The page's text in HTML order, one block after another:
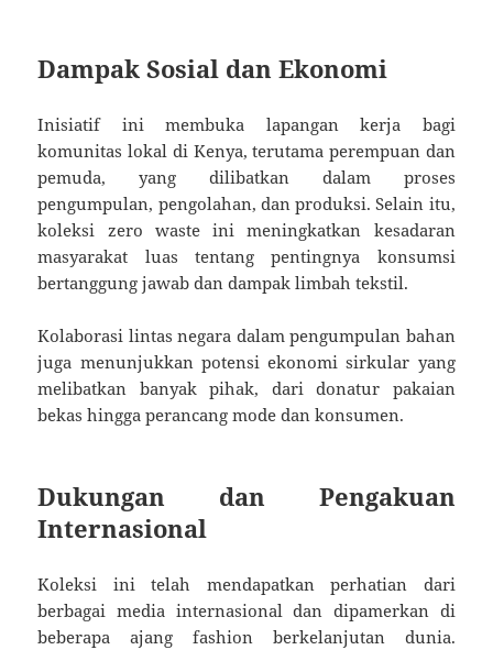
Dampak Sosial dan Ekonomi
Inisiatif ini membuka lapangan kerja bagi
komunitas lokal di Kenya, terutama perempuan dan
pemuda, yang dilibatkan dalam proses
pengumpulan, pengolahan, dan produksi. Selain itu,
koleksi zero waste ini meningkatkan kesadaran
masyarakat luas tentang pentingnya konsumsi
bertanggung jawab dan dampak limbah tekstil.
Kolaborasi lintas negara dalam pengumpulan bahan
juga menunjukkan potensi ekonomi sirkular yang
melibatkan banyak pihak, dari donatur pakaian
bekas hingga perancang mode dan konsumen.
Dukungan dan Pengakuan
Internasional
Koleksi ini telah mendapatkan perhatian dari
berbagai media internasional dan dipamerkan di
beberapa ajang fashion berkelanjutan dunia.